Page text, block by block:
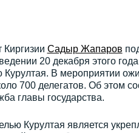
Киргизии Садыр Жапаров
20 декабря этого года
Курултая. В мероприятии
700 делегатов. Об этом
главы государства.
Курултая является